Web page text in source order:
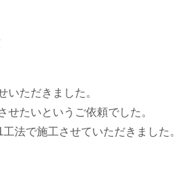
いただきました。
たいというご依頼でした。
法で施工させていただきました。